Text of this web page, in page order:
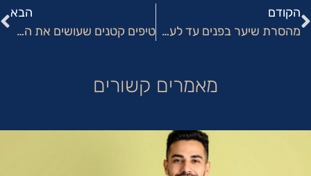
הקודם
מהסרת שיער בפנים עד לעסקים בעולם הביוטי: הכול על לימודי קוסמטיקה
הבא
טיפים קטנים שעושים את ההבדל: איך משפרים את המראה החיצוני?
מאמרים קשורים